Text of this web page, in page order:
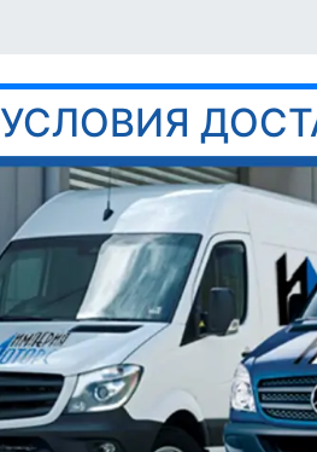
УСЛОВИЯ